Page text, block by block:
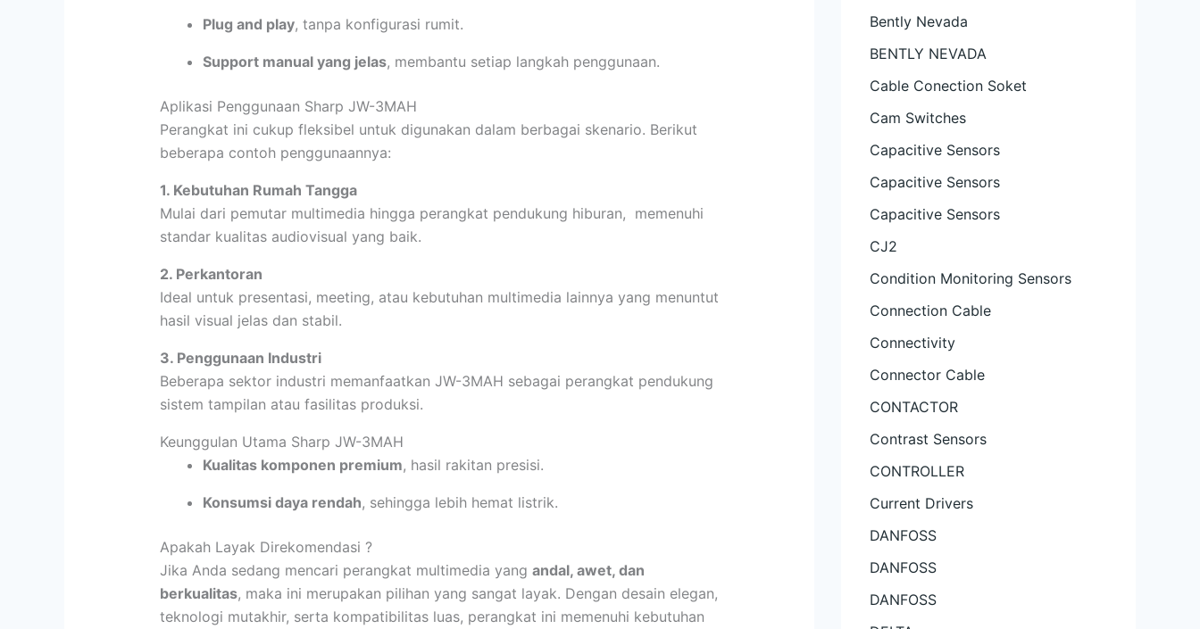
Plug and play, tanpa konfigurasi rumit.
Support manual yang jelas, membantu setiap langkah penggunaan.
Aplikasi Penggunaan Sharp JW-3MAH
Perangkat ini cukup fleksibel untuk digunakan dalam berbagai skenario. Berikut
beberapa contoh penggunaannya:
1. Kebutuhan Rumah Tangga
Mulai dari pemutar multimedia hingga perangkat pendukung hiburan, memenuhi
standar kualitas audiovisual yang baik.
2. Perkantoran
Ideal untuk presentasi, meeting, atau kebutuhan multimedia lainnya yang menuntut
hasil visual jelas dan stabil.
3. Penggunaan Industri
Beberapa sektor industri memanfaatkan JW-3MAH sebagai perangkat pendukung
sistem tampilan atau fasilitas produksi.
Keunggulan Utama Sharp JW-3MAH
Kualitas komponen premium, hasil rakitan presisi.
Konsumsi daya rendah, sehingga lebih hemat listrik.
Apakah Layak Direkomendasi ?
Jika Anda sedang mencari perangkat multimedia yang andal, awet, dan
berkualitas, maka ini merupakan pilihan yang sangat layak. Dengan desain elegan,
teknologi mutakhir, serta kompatibilitas luas, perangkat ini memenuhi kebutuhan
Bently Nevada
BENTLY NEVADA
Cable Conection Soket
Cam Switches
Capacitive Sensors
Capacitive Sensors
Capacitive Sensors
CJ2
Condition Monitoring Sensors
Connection Cable
Connectivity
Connector Cable
CONTACTOR
Contrast Sensors
CONTROLLER
Current Drivers
DANFOSS
DANFOSS
DANFOSS